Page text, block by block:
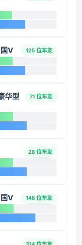
V 125 位车友
华型
71 位车友
28 位车友
V 146 位车友